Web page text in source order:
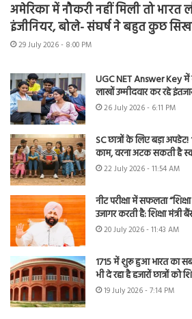
अमेरिका में नौकरी नहीं मिली तो भारत
इंजीनियर, बोले- संघर्ष ने बहुत कुछ
29 July 2026 - 8:00 PM
UGC NET Answer Key
लाखों उम्मीदवार कर रहे
26 July 2026 - 6:11 PM
SC छात्रों के लिए बड़ा
काम, वरना अटक सकती है
22 July 2026 - 11:54 AM
नीट परीक्षा में सफलता
उजागर करती है: शिक्षा मंत्री
20 July 2026 - 11:43 AM
1715 में शुरू हुआ भारत का
भी दे रहा है हजारों छात्रों को
19 July 2026 - 7:14 PM